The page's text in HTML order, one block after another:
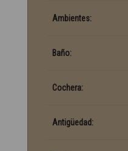
Ambientes:
Baño:
Cochera:
Antigüedad: